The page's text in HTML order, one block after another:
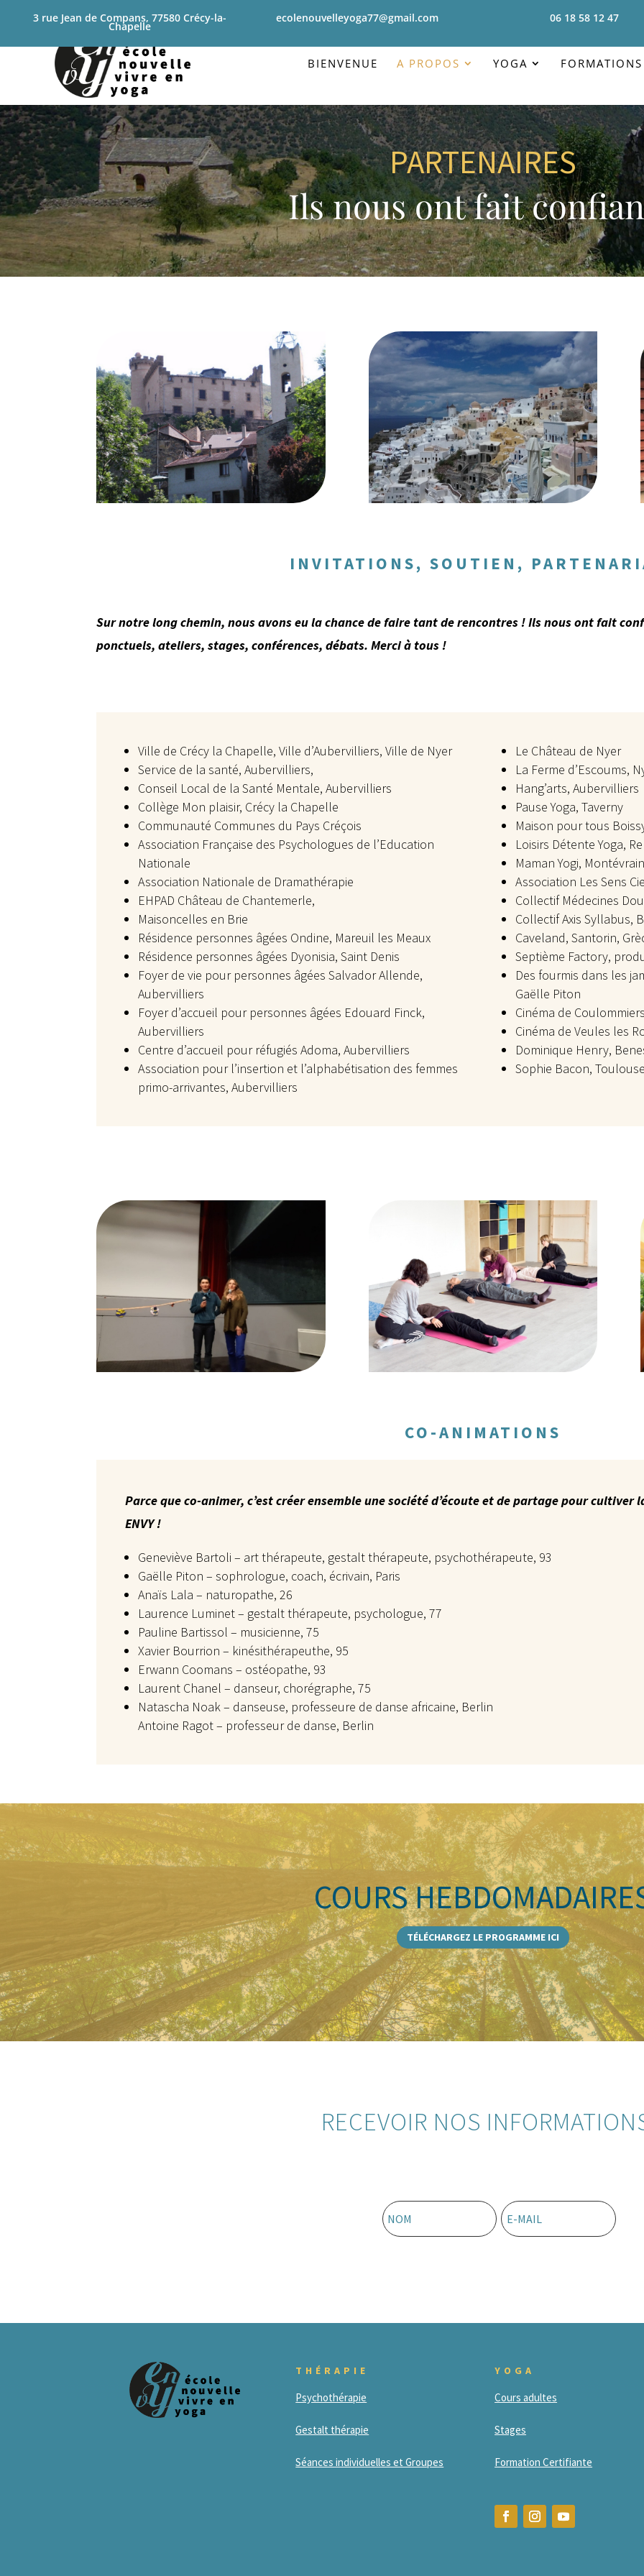
3 rue Jean de Compans, 77580 Crécy-la-
Chapelle
ecolenouvelleyoga77@gmail.com 06 18 58 12 47
BIENVENUE A PROPOS YOGA FORMATIONS
PARTENAIRES
Ils nous ont fait
INVITATIONS, SOUTIEN,
Sur notre long chemin, nous avons eu la chance de faire tant de rencontres ! Ils nous ont fait
ponctuels, ateliers, stages, conférences, débats. Merci à tous !
Ville de Crécy la Chapelle, Ville d’Aubervilliers, Ville de Nyer
Service de la santé, Aubervilliers,
Conseil Local de la Santé Mentale, Aubervilliers
Collège Mon plaisir, Crécy la Chapelle
Communauté Communes du Pays Créçois
Association Française des Psychologues de l’Education
Nationale
Association Nationale de Dramathérapie
EHPAD Château de Chantemerle,
Maisoncelles en Brie
Résidence personnes âgées Ondine, Mareuil les Meaux
Résidence personnes âgées Dyonisia, Saint Denis
Foyer de vie pour personnes âgées Salvador Allende,
Aubervilliers
Foyer d’accueil pour personnes âgées Edouard Finck,
Aubervilliers
Centre d’accueil pour réfugiés Adoma, Aubervilliers
Association pour l’insertion et l’alphabétisation des femmes
primo-arrivantes, Aubervilliers
Le Château de Nyer
La Ferme d’Escoums,
Hang’arts, Aubervilliers
Pause Yoga, Taverny
Maison pour tous
Loisirs Détente Yoga,
Maman Yogi,
Association Les Sens
Collectif Médecines
Collectif Axis Syllabus,
Caveland, Santorin,
Septième Factory,
Des fourmis dans les
Gaëlle Piton
Cinéma de
Cinéma de Veules les
Dominique Henry,
Sophie Bacon,
CO-ANIMATIONS
Parce que co-animer, c’est créer ensemble une société d’écoute et de partage pour
ENVY !
Geneviève Bartoli – art thérapeute, gestalt thérapeute, psychothérapeute, 93
Gaëlle Piton – sophrologue, coach, écrivain, Paris
Anaïs Lala – naturopathe, 26
Laurence Luminet – gestalt thérapeute, psychologue, 77
Pauline Bartissol – musicienne, 75
Xavier Bourrion – kinésithérapeuthe, 95
Erwann Coomans – ostéopathe, 93
Laurent Chanel – danseur, chorégraphe, 75
Natascha Noak – danseuse, professeure de danse africaine, Berlin
Antoine Ragot – professeur de danse, Berlin
COURS
TÉLÉCHARGEZ LE PROGRAMME ICI
RECEVOIR NOS
THÉRAPIE
Psychothérapie
Gestalt thérapie
Séances individuelles et Groupes
YOGA
Cours adultes
Stages
Formation Certifiante